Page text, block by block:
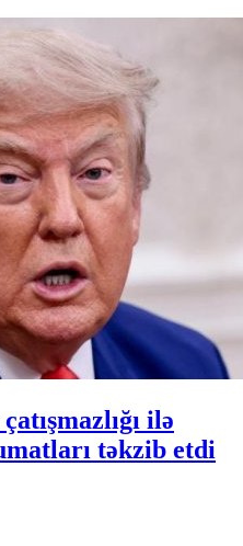
ilə
təkzib etdi